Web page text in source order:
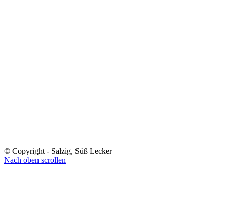
© Copyright - Salzig, Süß Lecker
Nach oben scrollen